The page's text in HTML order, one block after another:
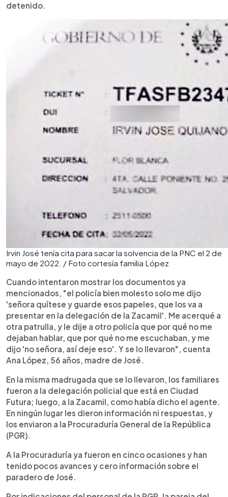
detenido.
Irvin José tenía cita para sacar la solvencia de la PNC el 2 de
mayo de 2022. / Foto cortesía familia López
Cuando intentaron mostrar los documentos ya
mencionados, "el policía bien molesto solo me dijo
'señora quítese y guarde esos papeles, que los va a
presentar en la delegación de la Zacamil'. Me acerqué a
otra patrulla, y le dije a otro policía que por qué no me
dejaban hablar, que por qué no me escuchaban, y me
dijo 'no señora, así deje eso'. Y se lo llevaron", cuenta
Ana López, 56 años, madre de José.
En la misma madrugada que se lo llevaron, los familiares
fueron a la delegación policial que está en Ciudad
Futura; luego, a la Zacamil, como había dicho el agente.
En ningún lugar les dieron información ni respuestas, y
los enviaron a la Procuraduría General de la República
(PGR).
A la Procuraduría ya fueron en cinco ocasiones y han
tenido pocos avances y cero información sobre el
paradero de José.